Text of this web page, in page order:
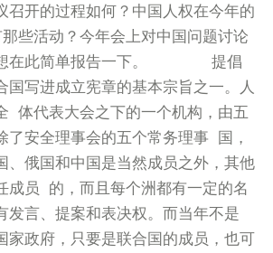
召开的过程如何？中国人权在今年的
些活动？今年会上对中国问题讨论
想在此简单报告一下。 提倡
国写进成立宪章的基本宗旨之一。人
体代表大会之下的一个机构，由五
了安全理事会的五个常务理事 国，
、俄国和中国是当然成员之外，其他
成员 的，而且每个洲都有一定的名
发言、提案和表决权。而当年不是
家政府，只要是联合国的成员，也可